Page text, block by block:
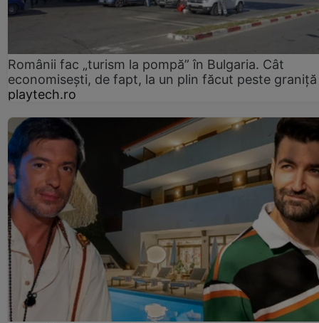
Românii fac „turism la pompă” în Bulgaria. Cât
economisești, de fapt, la un plin făcut peste graniță
playtech.ro